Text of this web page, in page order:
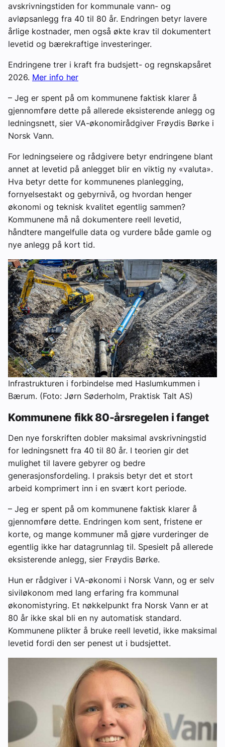
avskrivningstiden for kommunale vann- og
avløpsanlegg fra 40 til 80 år. Endringen betyr lavere
årlige kostnader, men også økte krav til dokumentert
levetid og bærekraftige investeringer.
Endringene trer i kraft fra budsjett- og regnskapsåret
2026. Mer info her
– Jeg er spent på om kommunene faktisk klarer å
gjennomføre dette på allerede eksisterende anlegg og
ledningsnett, sier VA-økonomirådgiver Frøydis Børke i
Norsk Vann.
For ledningseiere og rådgivere betyr endringene blant
annet at levetid på anlegget blir en viktig ny «valuta».
Hva betyr dette for kommunenes planlegging,
fornyelsestakt og gebyrnivå, og hvordan henger
økonomi og teknisk kvalitet egentlig sammen?
Kommunene må nå dokumentere reell levetid,
håndtere mangelfulle data og vurdere både gamle og
nye anlegg på kort tid.
Infrastrukturen i forbindelse med Haslumkummen i
Bærum. (Foto: Jørn Søderholm, Praktisk Talt AS)
Kommunene fikk 80-årsregelen i fanget
Den nye forskriften dobler maksimal avskrivningstid
for ledningsnett fra 40 til 80 år. I teorien gir det
mulighet til lavere gebyrer og bedre
generasjonsfordeling. I praksis betyr det et stort
arbeid komprimert inn i en svært kort periode.
– Jeg er spent på om kommunene faktisk klarer å
gjennomføre dette. Endringen kom sent, fristene er
korte, og mange kommuner må gjøre vurderinger de
egentlig ikke har datagrunnlag til. Spesielt på allerede
eksisterende anlegg, sier Frøydis Børke.
Hun er rådgiver i VA-økonomi i Norsk Vann, og er selv
siviløkonom med lang erfaring fra kommunal
økonomistyring. Et nøkkelpunkt fra Norsk Vann er at
80 år ikke skal bli en ny automatisk standard.
Kommunene plikter å bruke reell levetid, ikke maksimal
levetid fordi den ser penest ut i budsjettet.